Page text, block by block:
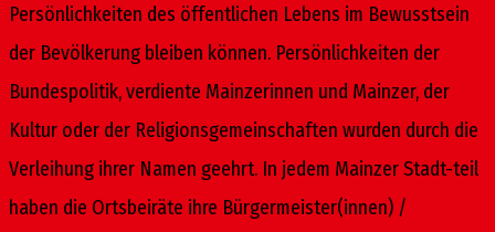
Persönlichkeiten des öffentlichen Lebens im Bewusstsein
der Bevölkerung bleiben können. Persönlichkeiten der
Bundespolitik, verdiente Mainzerinnen und Mainzer, der
Kultur oder der Religionsgemeinschaften wurden durch die
Verleihung ihrer Namen geehrt. In jedem Mainzer Stadt-teil
haben die Ortsbeiräte ihre Bürgermeister(innen) /